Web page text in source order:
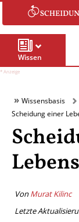
Wissen
Wissensbasis
Scheidung einer
VonMurat Kilinc
Letzte